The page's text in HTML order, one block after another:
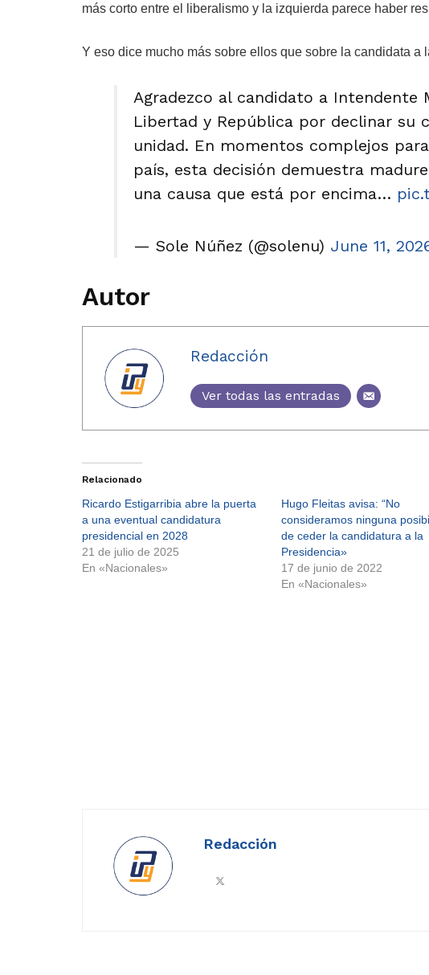
más corto entre el liberalismo y la izquierda parece haber
Y eso dice mucho más sobre ellos que sobre la candidata a
Agradezco al candidato a Intendente
Libertad y República por declinar su
unidad. En momentos complejos
país, esta decisión demuestra
una causa que está por encima…
— Sole Núñez (@solenu) June 11,
Autor
Redacción
Ver todas las entradas
Relacionado
Ricardo Estigarribia abre la puerta
a una eventual candidatura
presidencial en 2028
21 de julio de 2025
En «Nacionales»
Hugo Fleitas avisa: “No
consideramos ninguna
de ceder la candidatura a la
Presidencia»
17 de junio de 2022
En «Nacionales»
Redacción